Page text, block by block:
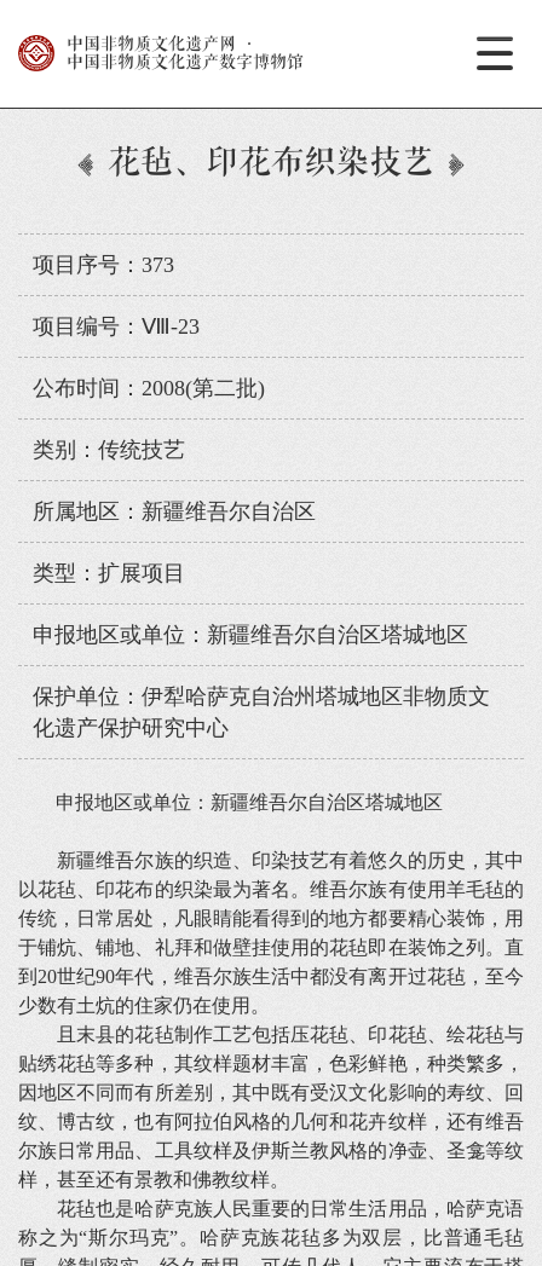
中国非物质文化遗产网
·
中国非物质文化遗产数字博物馆
花毡、印花布织染技艺
项目序号：373
项目编号：Ⅷ-23
公布时间：2008(第二批)
类别：传统技艺
所属地区：新疆维吾尔自治区
类型：扩展项目
申报地区或单位：新疆维吾尔自治区塔城地区
保护单位：伊犁哈萨克自治州塔城地区非物质文
化遗产保护研究中心
申报地区或单位：新疆维吾尔自治区塔城地区
新疆维吾尔族的织造、印染技艺有着悠久的历史，其中
以花毡、印花布的织染最为著名。维吾尔族有使用羊毛毡的
传统，日常居处，凡眼睛能看得到的地方都要精心装饰，用
于铺炕、铺地、礼拜和做壁挂使用的花毡即在装饰之列。直
到20世纪90年代，维吾尔族生活中都没有离开过花毡，至今
少数有土炕的住家仍在使用。
且末县的花毡制作工艺包括压花毡、印花毡、绘花毡与
贴绣花毡等多种，其纹样题材丰富，色彩鲜艳，种类繁多，
因地区不同而有所差别，其中既有受汉文化影响的寿纹、回
纹、博古纹，也有阿拉伯风格的几何和花卉纹样，还有维吾
尔族日常用品、工具纹样及伊斯兰教风格的净壶、圣龛等纹
样，甚至还有景教和佛教纹样。
花毡也是哈萨克族人民重要的日常生活用品，哈萨克语
称之为“斯尔玛克”。哈萨克族花毡多为双层，比普通毛毡